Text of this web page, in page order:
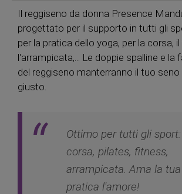
Il reggiseno da donna Presence
progettato per il supporto in tutti gli
per la pratica dello yoga, per la corsa,
l'arrampicata,... Le doppie spalline e la
del reggiseno manterranno il tuo
giusto.
Ottimo per tutti gli sport:
corsa, pilates, fitness,
arrampicata. Ama la
pratica l'amore!